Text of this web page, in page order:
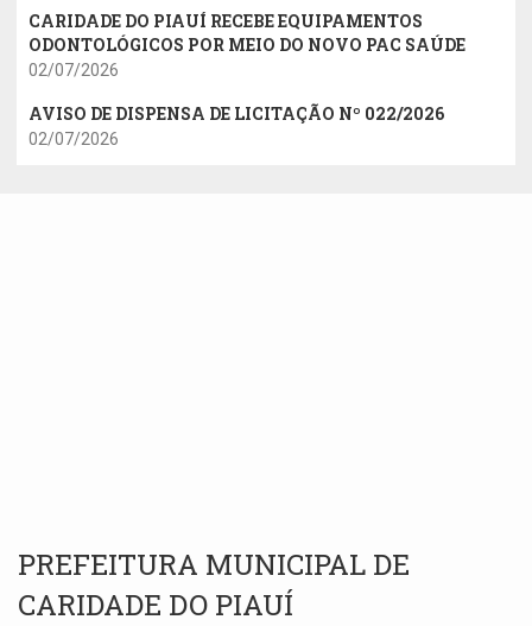
CARIDADE DO PIAUÍ RECEBE EQUIPAMENTOS
ODONTOLÓGICOS POR MEIO DO NOVO PAC SAÚDE
02/07/2026
AVISO DE DISPENSA DE LICITAÇÃO Nº 022/2026
02/07/2026
PREFEITURA MUNICIPAL DE
CARIDADE DO PIAUÍ